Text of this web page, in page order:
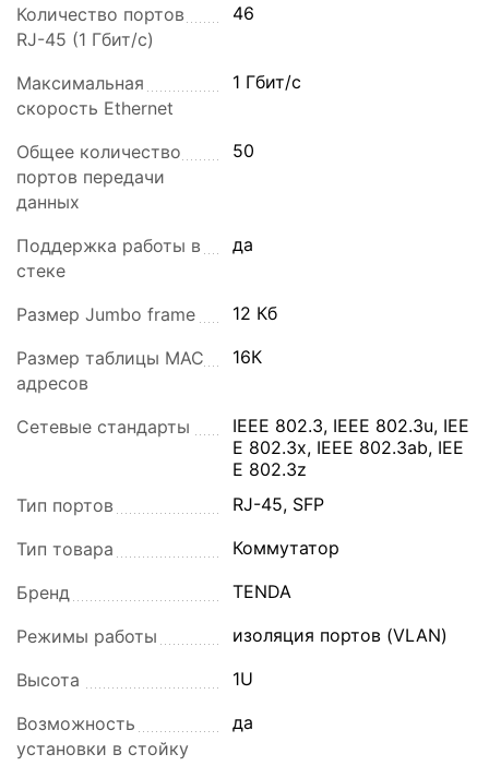
Количество портов
RJ-45 (1 Гбит/с)
46
Максимальная
скорость Ethernet
1 Гбит/с
Общее количество
портов передачи
данных
50
Поддержка работы в
стеке
да
Размер Jumbo frame 12 Кб
Размер таблицы MAC
адресов
16К
Сетевые стандарты
IEEE 802.3, IEEE 802.3u, IEE
E 802.3x, IEEE 802.3ab, IEE
E 802.3z
Тип портов
RJ-45, SFP
Тип товара Коммутатор
Бренд TENDA
Режимы работы изоляция портов (VLAN)
Высота 1U
Возможность
установки в стойку
да